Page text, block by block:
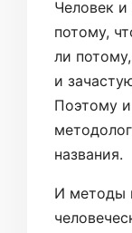
Человек
потому,
ли
и
Поэтому
названия.
И методы